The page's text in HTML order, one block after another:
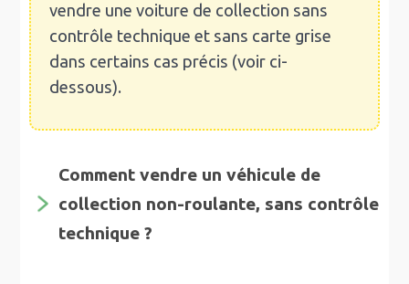
vendre une voiture de collection sans
contrôle technique et sans carte grise
dans certains cas précis (voir ci-
dessous).
Comment vendre un véhicule de
collection non-roulante, sans contrôle
technique ?